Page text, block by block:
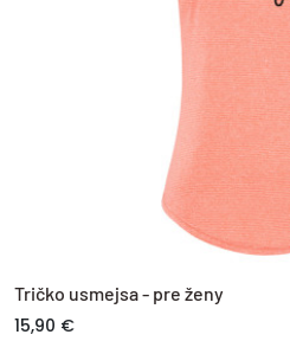
Tričko usmejsa - pre ženy
15,90 €